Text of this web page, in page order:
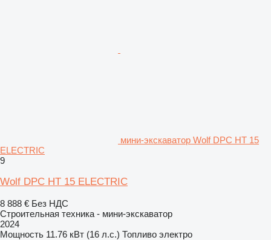
мини-экскаватор Wolf DPC HT 15
ELECTRIC
9
Wolf DPC HT 15 ELECTRIC
8 888 € Без НДС
Строительная техника - мини-экскаватор
2024
Мощность 11.76 кВт (16 л.с.) Топливо электро